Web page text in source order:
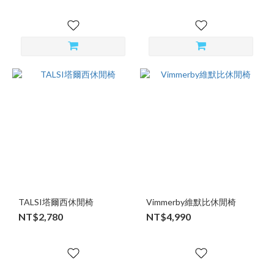
TALSI塔爾西休閒椅
NT$2,780
Vimmerby維默比休閒椅
NT$4,990